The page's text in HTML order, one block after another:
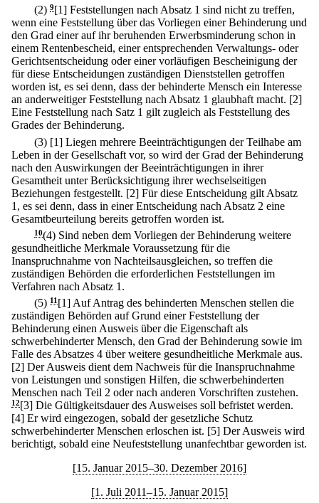
(2) 9[1] Feststellungen nach Absatz 1 sind nicht zu treffen,
wenn eine Feststellung über das Vorliegen einer Behinderung und
den Grad einer auf ihr beruhenden Erwerbsminderung schon in
einem Rentenbescheid, einer entsprechenden Verwaltungs- oder
Gerichtsentscheidung oder einer vorläufigen Bescheinigung der
für diese Entscheidungen zuständigen Dienststellen getroffen
worden ist, es sei denn, dass der behinderte Mensch ein Interesse
an anderweitiger Feststellung nach Absatz 1 glaubhaft macht. [2]
Eine Feststellung nach Satz 1 gilt zugleich als Feststellung des
Grades der Behinderung.
(3) [1] Liegen mehrere Beeinträchtigungen der Teilhabe am
Leben in der Gesellschaft vor, so wird der Grad der Behinderung
nach den Auswirkungen der Beeinträchtigungen in ihrer
Gesamtheit unter Berücksichtigung ihrer wechselseitigen
Beziehungen festgestellt. [2] Für diese Entscheidung gilt Absatz
1, es sei denn, dass in einer Entscheidung nach Absatz 2 eine
Gesamtbeurteilung bereits getroffen worden ist.
10(4) Sind neben dem Vorliegen der Behinderung weitere
gesundheitliche Merkmale Voraussetzung für die
Inanspruchnahme von Nachteilsausgleichen, so treffen die
zuständigen Behörden die erforderlichen Feststellungen im
Verfahren nach Absatz 1.
(5) 11 [1] Auf Antrag des behinderten Menschen stellen die
zuständigen Behörden auf Grund einer Feststellung der
Behinderung einen Ausweis über die Eigenschaft als
schwerbehinderter Mensch, den Grad der Behinderung sowie im
Falle des Absatzes 4 über weitere gesundheitliche Merkmale aus.
[2] Der Ausweis dient dem Nachweis für die Inanspruchnahme
von Leistungen und sonstigen Hilfen, die schwerbehinderten
Menschen nach Teil 2 oder nach anderen Vorschriften zustehen.
12[3] Die Gültigkeitsdauer des Ausweises soll befristet werden.
[4] Er wird eingezogen, sobald der gesetzliche Schutz
schwerbehinderter Menschen erloschen ist. [5] Der Ausweis wird
berichtigt, sobald eine Neufeststellung unanfechtbar geworden ist.
[15. Januar 2015–30. Dezember 2016]
[1. Juli 2011–15. Januar 2015]